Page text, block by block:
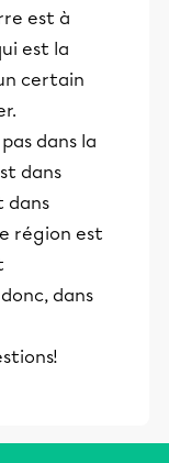
est à
est la
certain
dans la
dans
dans
région est
dans